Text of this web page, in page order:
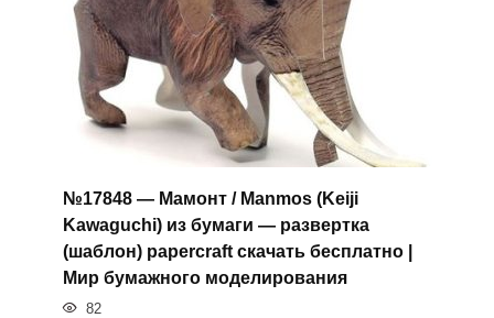
№17848 — Мамонт / Manmos (Keiji
Kawaguchi) из бумаги — развертка
(шаблон) papercraft скачать бесплатно |
Мир бумажного моделирования
82